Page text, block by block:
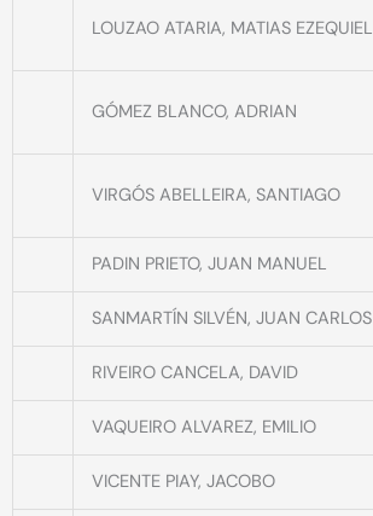
LOUZAO ATARIA, MATIAS EZEQUIEL
GÓMEZ BLANCO, ADRIAN
VIRGÓS ABELLEIRA, SANTIAGO
PADIN PRIETO, JUAN MANUEL
SANMARTÍN SILVÉN, JUAN CARLOS
RIVEIRO CANCELA, DAVID
VAQUEIRO ALVAREZ, EMILIO
VICENTE PIAY, JACOBO